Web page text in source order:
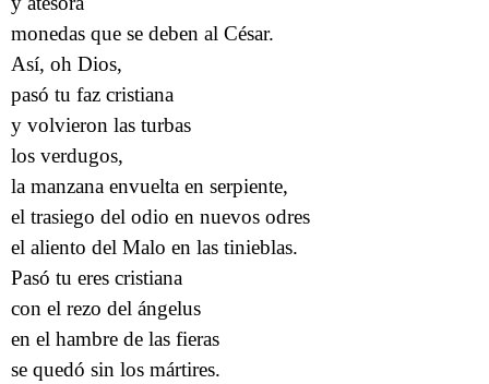
monedas que se deben al César.
Así, oh Dios,
pasó tu faz cristiana
y volvieron las turbas
los verdugos,
la manzana envuelta en serpiente,
el trasiego del odio en nuevos odres
el aliento del Malo en las tinieblas.
Pasó tu eres cristiana
con el rezo del ángelus
en el hambre de las fieras
se quedó sin los mártires.